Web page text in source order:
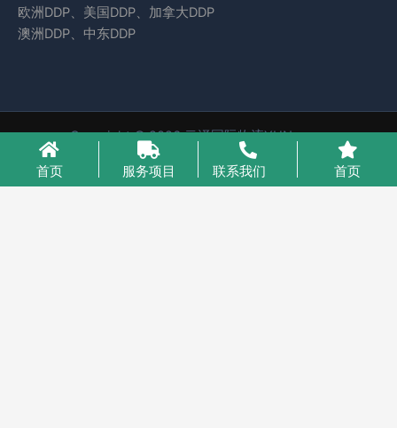
欧洲DDP、美国DDP、加拿大DDP
澳洲DDP、中东DDP
Copyright © 2026 云泽国际物流YUNcargo
粤ICP备2023046221号-1
首页 服务项目 联系我们 首页